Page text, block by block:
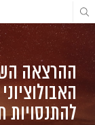
דלג
לתוכן
דלג
לתוכן
דלג
לניווט
להתנסויות